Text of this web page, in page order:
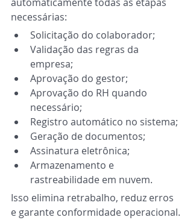
necessárias:
Solicitação do colaborador;
Validação das regras da
empresa;
Aprovação do gestor;
Aprovação do RH quando
necessário;
Registro automático no sistema;
Geração de documentos;
Assinatura eletrônica;
Armazenamento e
rastreabilidade em nuvem.
Isso elimina retrabalho, reduz erros
e garante conformidade operacional.